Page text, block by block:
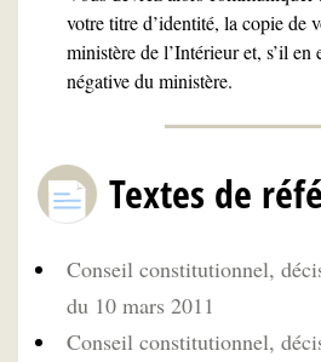
votre titre d’identité, la copie de
ministère de l’Intérieur et, s’il en
négative du ministère.
Textes de
Conseil constitutionnel,
du 10 mars 2011
Conseil constitutionnel,